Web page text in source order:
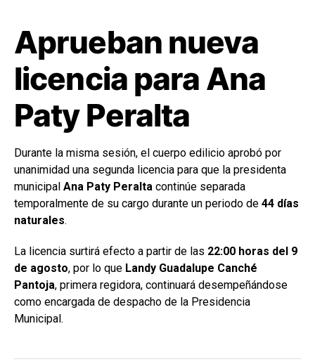
Aprueban nueva
licencia para Ana
Paty Peralta
Durante la misma sesión, el cuerpo edilicio aprobó por
unanimidad una segunda licencia para que la presidenta
municipal Ana Paty Peralta continúe separada
temporalmente de su cargo durante un periodo de 44 días
naturales.
La licencia surtirá efecto a partir de las 22:00 horas del 9
de agosto, por lo que Landy Guadalupe Canché
Pantoja, primera regidora, continuará desempeñándose
como encargada de despacho de la Presidencia
Municipal.